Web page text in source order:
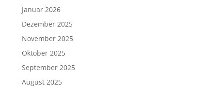
Januar 2026
Dezember 2025
November 2025
Oktober 2025
September 2025
August 2025